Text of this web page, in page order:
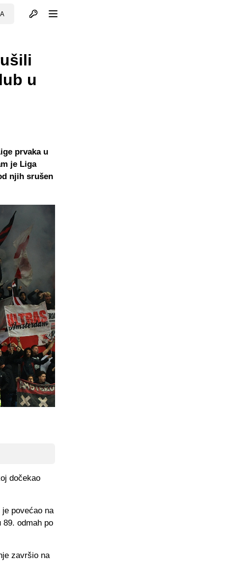
Otvori profil
u
prvaka u
je Liga
njih srušen
dočekao
povećao na
89. odmah po
završio na